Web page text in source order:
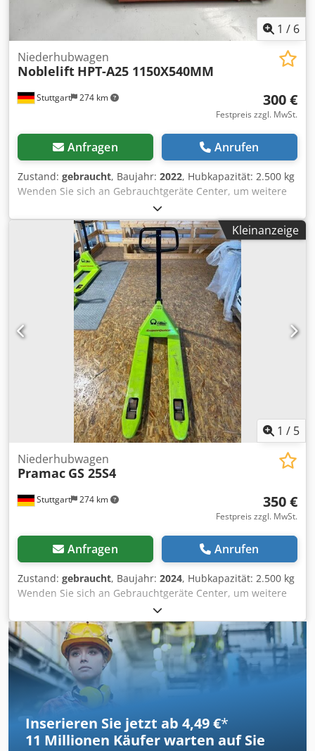
1 / 6
Stuttgart 274 km
Niederhubwagen
Noblelift HPT-A25 1150X540MM
300 €
Festpreis zzgl. MwSt.
Anfragen Anrufen
Zustand: gebraucht, Baujahr: 2022, Hubkapazität: 2.500 kg
Wenden Sie sich an Gebrauchtgeräte Center, um weitere
Informationen zu erhalten. DE01 Codpfx Aqjzfphrsvoha
Kleinanzeige
1 / 5
Stuttgart 274 km
Niederhubwagen
Pramac GS 25S4
350 €
Festpreis zzgl. MwSt.
Anfragen Anrufen
Zustand: gebraucht, Baujahr: 2024, Hubkapazität: 2.500 kg
Wenden Sie sich an Gebrauchtgeräte Center, um weitere
Informationen zu erhalten. Csdpfx Aezfkyvsqvoha DE01
Inserieren Sie jetzt ab 4,49 €*
11 Millionen Käufer warten auf Sie